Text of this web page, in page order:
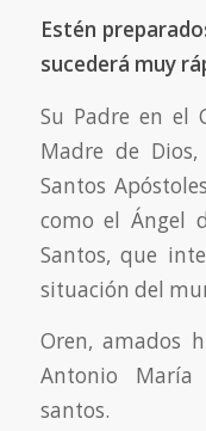
Estén
sucederá muy
Su Padre en el
Madre de
Santos
como el Ángel
Santos, que
situación del
Oren, amados
Antonio María
santos.